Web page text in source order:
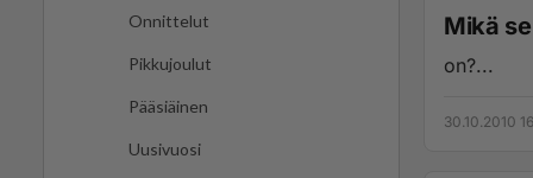
Onnittelut
Pikkujoulut
Pääsiäinen
Uusivuosi
Mikä
on?...
30.10.2010